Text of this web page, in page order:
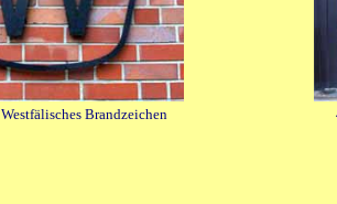
Westfälisches Brandzeichen